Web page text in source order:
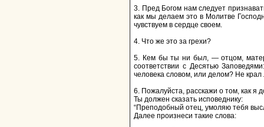
3. Пред Богом нам следует
как мы делаем это в Молитве
чувствуем в сердце своем.
4. Что же это за грехи?
5. Кем бы ты ни был, — отцом,
соответствии с Десятью
человека словом, или делом? Не
6. Пожалуйста, расскажи о том, как я
Ты должен сказать исповеднику:
“Преподобный отец, умоляю тебя
Далее произнеси такие слова: